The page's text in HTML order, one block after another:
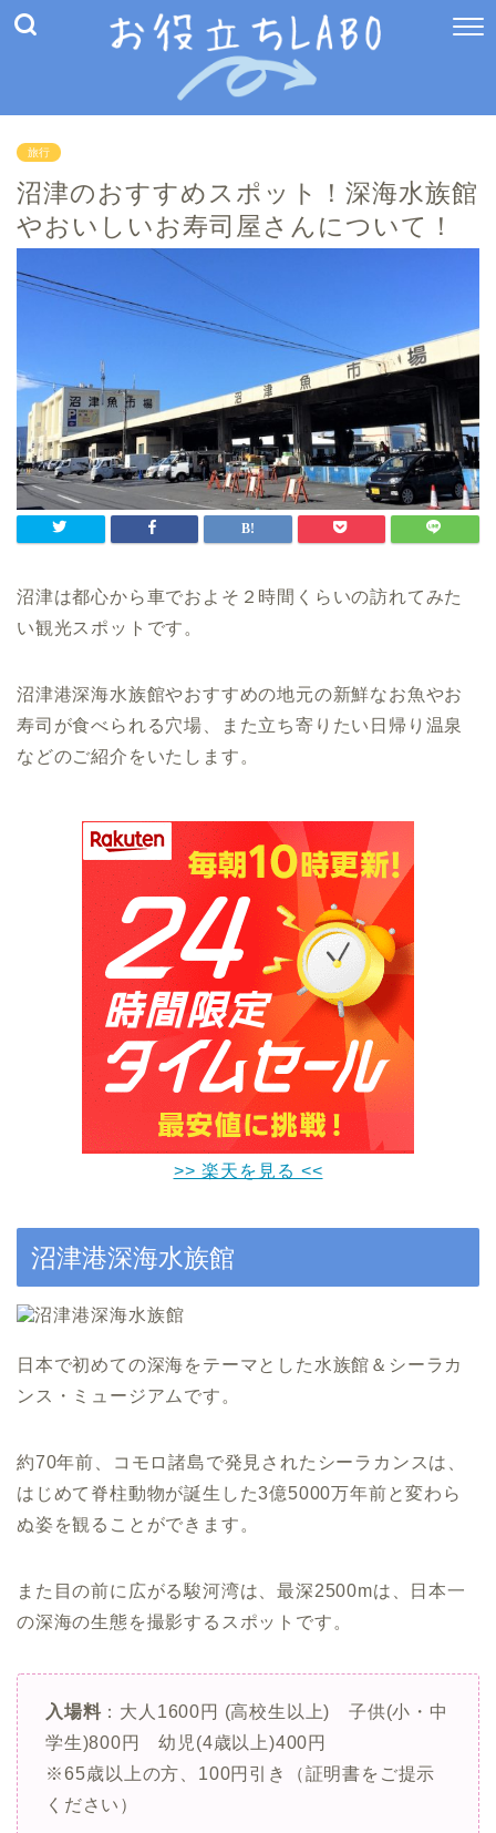
旅行
沼津のおすすめスポット！深海水族館
やおいしいお寿司屋さんについて！
沼津は都心から車でおよそ２時間くらいの訪れてみた
い観光スポットです。
沼津港深海水族館やおすすめの地元の新鮮なお魚やお
寿司が食べられる穴場、また立ち寄りたい日帰り温泉
などのご紹介をいたします。
>> 楽天を見る <<
沼津港深海水族館
日本で初めての深海をテーマとした水族館＆シーラカ
ンス・ミュージアムです。
約70年前、コモロ諸島で発見されたシーラカンスは、
はじめて脊柱動物が誕生した3億5000万年前と変わら
ぬ姿を観ることができます。
また目の前に広がる駿河湾は、最深2500mは、日本一
の深海の生態を撮影するスポットです。
入場料：大人1600円 (高校生以上) 子供(小・中
学生)800円 幼児(4歳以上)400円
※65歳以上の方、100円引き（証明書をご提示
ください）